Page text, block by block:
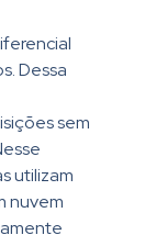
Dessa
sem
utilizam
nuvem